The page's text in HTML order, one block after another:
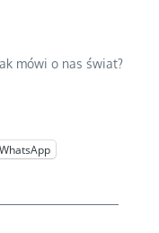
mówi o nas świat?
WhatsApp